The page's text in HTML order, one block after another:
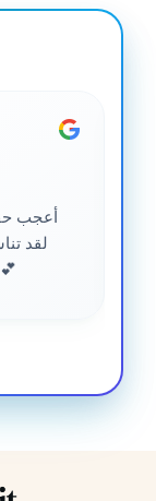
أعجب
لقد
مساعدتهم ... أحب أن أكون جزءا منهم 💕